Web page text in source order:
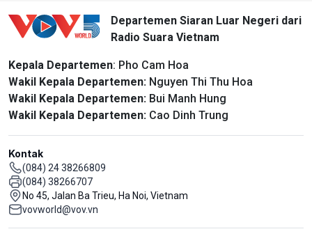
Departemen Siaran Luar Negeri dari
Radio Suara Vietnam
Kepala Departemen: Pho Cam Hoa
Wakil Kepala Departemen: Nguyen Thi Thu Hoa
Wakil Kepala Departemen: Bui Manh Hung
Wakil Kepala Departemen: Cao Dinh Trung
Kontak
(084) 24 38266809
(084) 38266707
No 45, Jalan Ba Trieu, Ha Noi, Vietnam
vovworld@vov.vn